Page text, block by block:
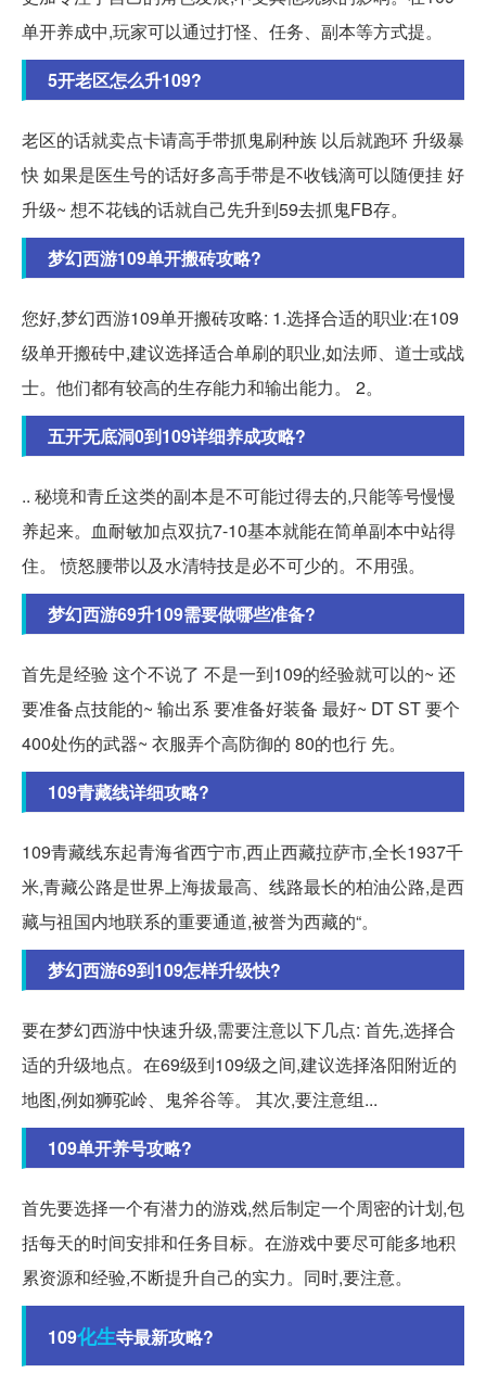
单开养成中,玩家可以通过打怪、任务、副本等方式提。
5开老区怎么升109?
老区的话就卖点卡请高手带抓鬼刷种族 以后就跑环 升级暴
快 如果是医生号的话好多高手带是不收钱滴可以随便挂 好
升级~ 想不花钱的话就自己先升到59去抓鬼FB存。
梦幻西游109单开搬砖攻略?
您好,梦幻西游109单开搬砖攻略: 1.选择合适的职业:在109
级单开搬砖中,建议选择适合单刷的职业,如法师、道士或战
士。他们都有较高的生存能力和输出能力。 2。
五开无底洞0到109详细养成攻略?
.. 秘境和青丘这类的副本是不可能过得去的,只能等号慢慢
养起来。血耐敏加点双抗7-10基本就能在简单副本中站得
住。 愤怒腰带以及水清特技是必不可少的。不用强。
梦幻西游69升109需要做哪些准备?
首先是经验 这个不说了 不是一到109的经验就可以的~ 还
要准备点技能的~ 输出系 要准备好装备 最好~ DT ST 要个
400处伤的武器~ 衣服弄个高防御的 80的也行 先。
109青藏线详细攻略?
109青藏线东起青海省西宁市,西止西藏拉萨市,全长1937千
米,青藏公路是世界上海拔最高、线路最长的柏油公路,是西
藏与祖国内地联系的重要通道,被誉为西藏的“。
梦幻西游69到109怎样升级快?
要在梦幻西游中快速升级,需要注意以下几点: 首先,选择合
适的升级地点。在69级到109级之间,建议选择洛阳附近的
地图,例如狮驼岭、鬼斧谷等。 其次,要注意组...
109单开养号攻略?
首先要选择一个有潜力的游戏,然后制定一个周密的计划,包
括每天的时间安排和任务目标。在游戏中要尽可能多地积
累资源和经验,不断提升自己的实力。同时,要注意。
109化生寺最新攻略?